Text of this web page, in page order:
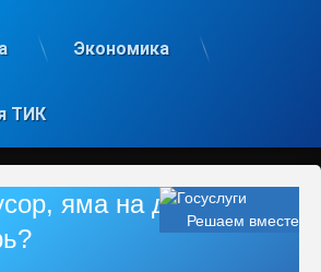
Экономика
ТИК
Решаем вместе
яма на дороге, не